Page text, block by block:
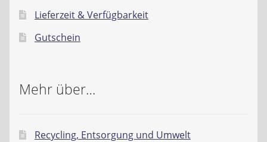
Lieferzeit & Verfügbarkeit
Gutschein
Mehr über…
Recycling, Entsorgung und Umwelt